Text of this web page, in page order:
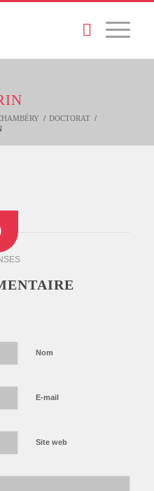
/ DOCTORAT /
Nom
E-mail
Site web